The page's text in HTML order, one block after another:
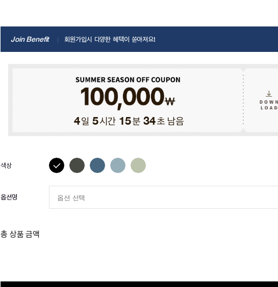
Join Benefit 회원가입시 다양한 혜택이 쏟아져요!
4일 5시간 15분 32초 남음
옵션명
총 상품 금액